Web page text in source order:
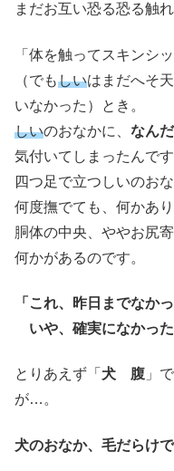
まだお互い恐る恐る触
「体を触ってスキンシ
（でもしいはまだへそ
いなかった）とき。
しいのおなかに、 なん
気付いてしまったんです
四つ足で立つしいのお
何度撫でても、何かあり
胴体の中央、ややお尻
何かがあるのです。
「これ、昨日までなか
いや、確実になかった
とりあえず「 犬 腹 」
が…。
犬のおなか、毛だらけ